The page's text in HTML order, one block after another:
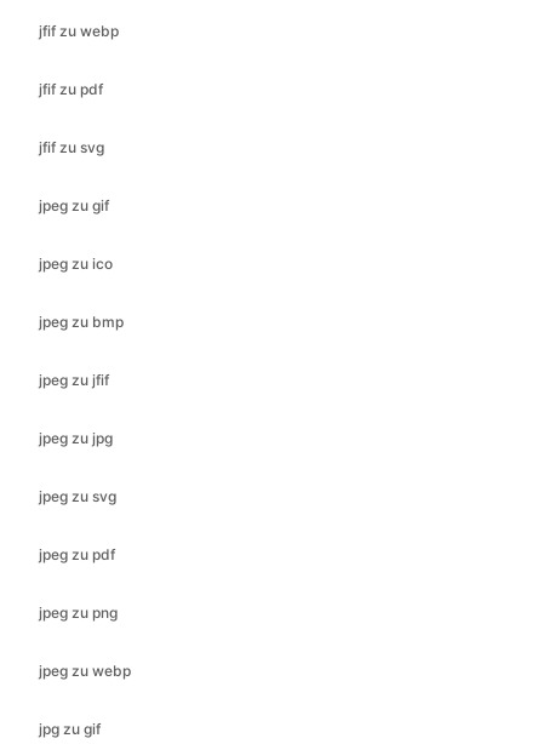
jfif zu svg
jpeg zu gif
jpeg zu ico
jpeg zu bmp
jpeg zu jfif
jpeg zu jpg
jpeg zu svg
jpeg zu pdf
jpeg zu png
jpeg zu webp
jpg zu gif
jpg zu ico
jpg zu jfif